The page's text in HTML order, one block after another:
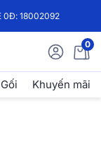
0Đ: 18002092
0
Gối Khuyến mãi